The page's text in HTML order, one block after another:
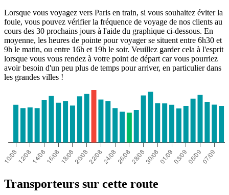
Lorsque vous voyagez vers Paris en train, si vous souhaitez éviter la
foule, vous pouvez vérifier la fréquence de voyage de nos clients au
cours des 30 prochains jours à l'aide du graphique ci-dessous. En
moyenne, les heures de pointe pour voyager se situent entre 6h30 et
9h le matin, ou entre 16h et 19h le soir. Veuillez garder cela à l'esprit
lorsque vous vous rendez à votre point de départ car vous pourriez
avoir besoin d'un peu plus de temps pour arriver, en particulier dans
les grandes villes !
Transporteurs sur cette route